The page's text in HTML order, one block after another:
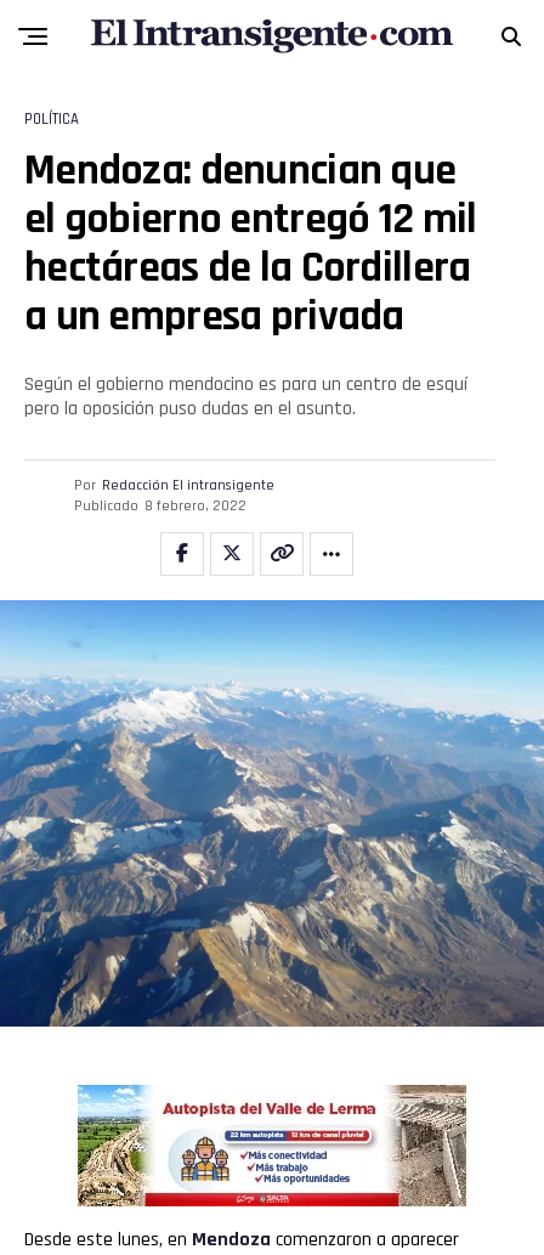
POLÍTICA
Mendoza: denuncian que
el gobierno entregó 12 mil
hectáreas de la Cordillera
a un empresa privada
Según el gobierno mendocino es para un centro de esquí
pero la oposición puso dudas en el asunto.
Por Redacción El intransigente
Publicado 8 febrero, 2022
Desde este lunes, en Mendoza comenzaron a aparecer
Flipboard
Reddit
Whatsapp
Email